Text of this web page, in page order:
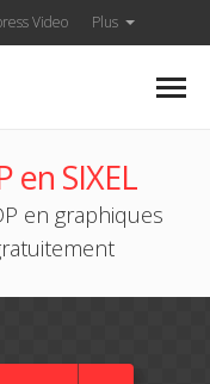
Video Plus
en SIXEL
en graphiques